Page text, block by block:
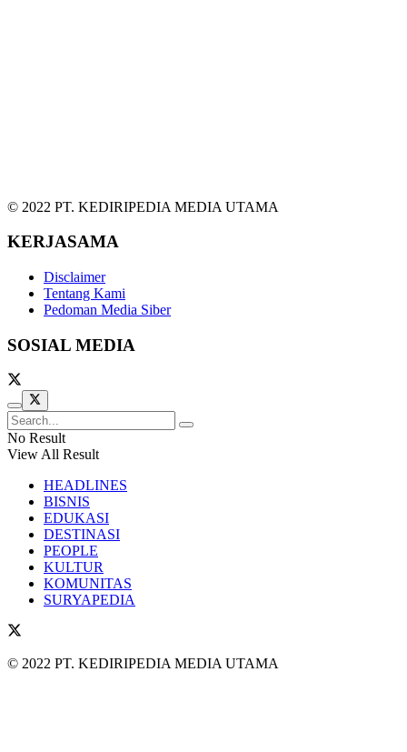
© 2022 PT. KEDIRIPEDIA MEDIA UTAMA
KERJASAMA
Disclaimer
Tentang Kami
Pedoman Media Siber
SOSIAL MEDIA
No Result
View All Result
HEADLINES
BISNIS
EDUKASI
DESTINASI
PEOPLE
KULTUR
KOMUNITAS
SURYAPEDIA
© 2022 PT. KEDIRIPEDIA MEDIA UTAMA